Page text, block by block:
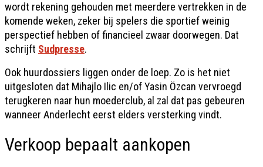
wordt rekening gehouden met meerdere vertrekken in de
komende weken, zeker bij spelers die sportief weinig
perspectief hebben of financieel zwaar doorwegen. Dat
schrijft Sudpresse.
Ook huurdossiers liggen onder de loep. Zo is het niet
uitgesloten dat Mihajlo Ilic en/of Yasin Özcan vervroegd
terugkeren naar hun moederclub, al zal dat pas gebeuren
wanneer Anderlecht eerst elders versterking vindt.
Verkoop bepaalt aankopen